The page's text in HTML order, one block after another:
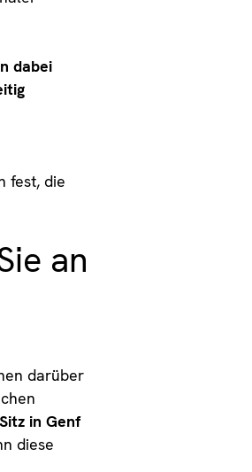
dabei
fest, die
an
darüber
in Genf
diese